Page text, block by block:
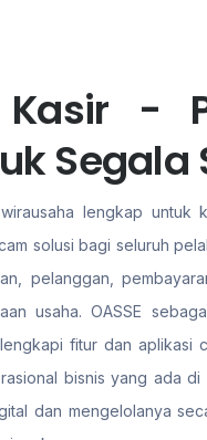
Kasir -
Segala
lengkap untuk
solusi bagi seluruh
pelanggan,
usaha. OASSE
fitur dan aplikasi
bisnis yang ada
dan mengelolanya